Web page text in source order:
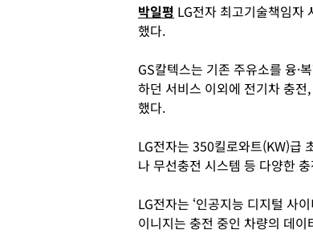
박일평 LG전자 최고기술책임자
했다.
GS칼텍스는 기존 주유소를 융·
하던 서비스 이외에 전기차 충
했다.
LG전자는 350킬로와트(KW)급
나 무선충전 시스템 등 다양한
LG전자는 ‘인공지능 디지털 사
이니지는 충전 중인 차량의 데